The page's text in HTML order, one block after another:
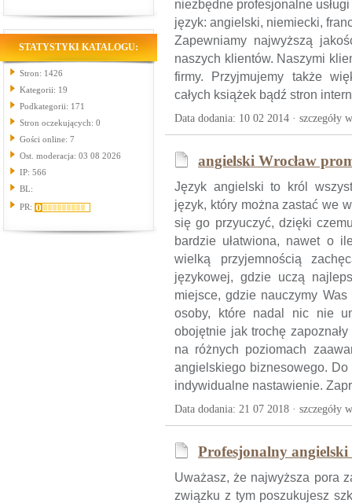
STATYSTYKI KATALOGU:
Stron: 1426
Kategorii: 19
Podkategorii: 171
Stron oczekujących: 0
Gości online: 7
Ost. moderacja: 03 08 2026
IP: 566
BL:
PR:
niezbędne profesjonalne
język: angielski, niemiecki,
Zapewniamy najwyższą
naszych klientów. Naszymi
firmy. Przyjmujemy także
całych książek bądź stron
Data dodania: 10 02 2014 · szczegóły
angielski Wrocław
Język angielski to król
język, który można zastać we
się go przyuczyć, dzięki
bardzie ułatwiona, nawet o
wielką przyjemnością
językowej, gdzie uczą
miejsce, gdzie nauczymy
osoby, które nadal nic nie
obojętnie jak trochę
na różnych poziomach
angielskiego biznesowego.
indywidualne nastawienie.
Data dodania: 21 07 2018 · szczegóły
Profesjonalny
Uważasz, że najwyższa pora
związku z tym poszukujesz